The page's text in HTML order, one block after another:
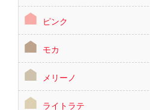
ピンク
モカ
メリーノ
ライトラテ